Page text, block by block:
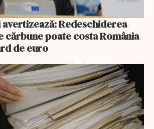
Redeschiderea
cărbune poate costa România
de euro